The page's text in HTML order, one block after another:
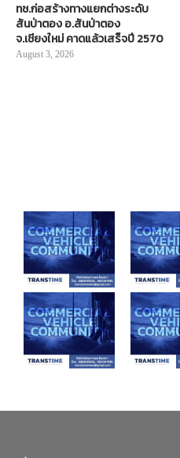
ทช.ก่อสร้างทางแยกต่างระดับ
สันป่าตอง อ.สันป่าตอง
จ.เชียงใหม่ คาดแล้วเสร็จปี 2570
August 3, 2026